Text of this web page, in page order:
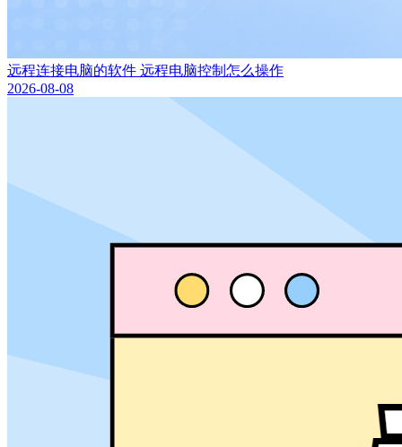
远程连接电脑的软件 远程电脑控制怎么操作
2026-08-08